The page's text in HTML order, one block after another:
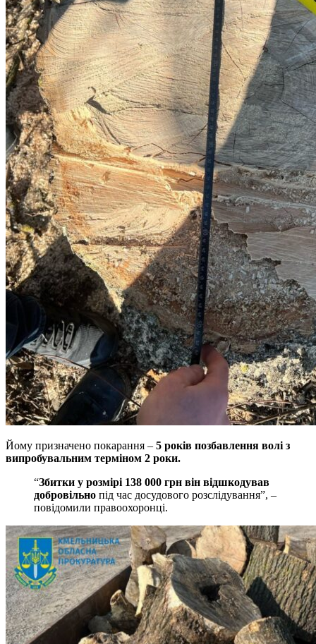
Йому призначено покарання – 5 років позбавлення волі з
випробувальним терміном 2 роки.
“Збитки у розмірі 138 000 грн він відшкодував
добровільно під час досудового розслідування”, –
повідомили правоохоронці.